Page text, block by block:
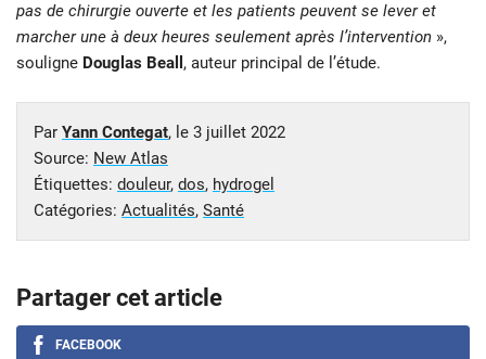
pas de chirurgie ouverte et les patients peuvent se lever et
marcher une à deux heures seulement après l’intervention »,
souligne Douglas Beall , auteur principal de l’étude.
Par Yann Contegat, le 3 juillet 2022
Source: New Atlas
Étiquettes: douleur, dos, hydrogel
Catégories: Actualités, Santé
Partager cet article
FACEBOOK